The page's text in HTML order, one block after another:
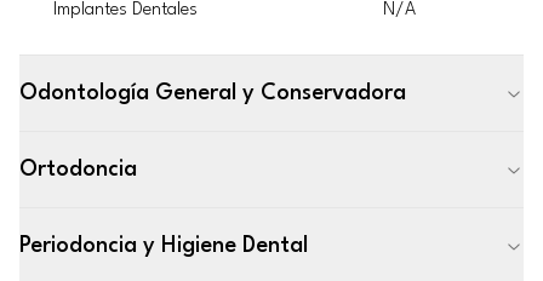
Implantes Dentales N/A
Odontología General y Conservadora
Ortodoncia
Periodoncia y Higiene Dental